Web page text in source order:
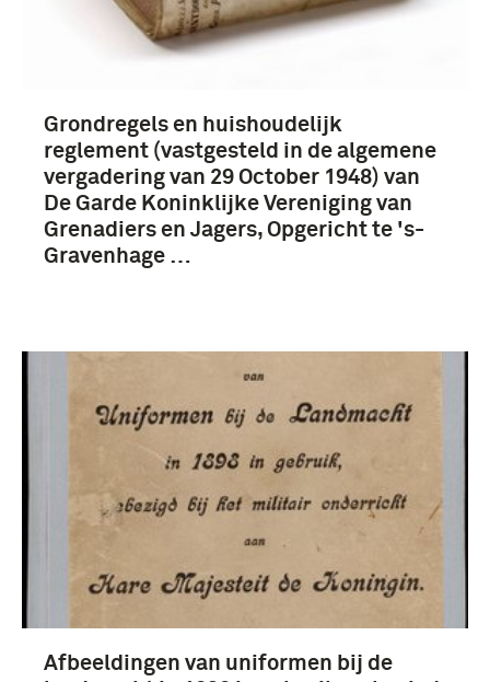
Grondregels en huishoudelijk
reglement (vastgesteld in de algemene
vergadering van 29 October 1948) van
De Garde Koninklijke Vereniging van
Grenadiers en Jagers, Opgericht te 's-
Gravenhage …
Afbeeldingen van uniformen bij de